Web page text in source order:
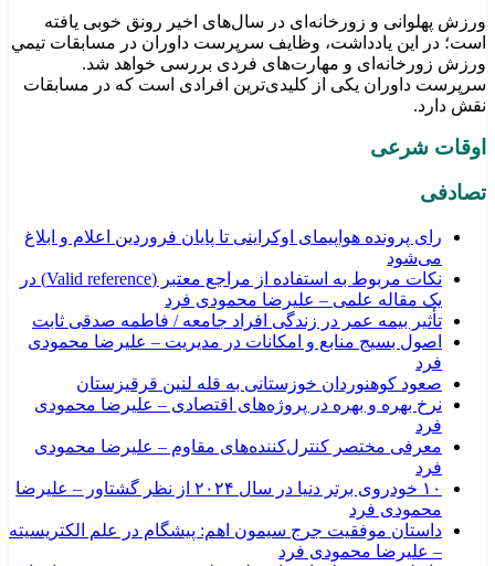
ورزش پهلوانی و زورخانه‌ای در سال‌های اخیر رونق خوبی یافته
است؛ در این یادداشت، وظایف سرپرست داوران در مسابقات تیمي
ورزش زورخانه‌ای و مهارت‌های فردی بررسی خواهد شد.
سرپرست داوران یکی از کلیدی‌ترین افرادی است که در مسابقات
نقش دارد.
اوقات شرعی
تصادفی
رای پرونده هواپیمای اوکراینی تا پایان فروردین اعلام و ابلاغ
می‌شود
نکات مربوط به استفاده از مراجع معتبر (Valid reference) در
یک مقاله علمی – علیرضا محمودی فرد
تأثیر بیمه عمر در زندگی افراد جامعه / فاطمه صدقی ثابت
اصول بسیج منابع و امکانات در مدیریت – علیرضا محمودی
فرد
صعود کوهنوردان خوزستانی به قله لنین قرقیزستان
نرخ بهره و بهره در پروژه‌های اقتصادی – علیرضا محمودی
فرد
معرفی مختصر کنترل‌کننده‌های مقاوم – علیرضا محمودی
فرد
۱۰ خودروی برتر دنیا در سال ۲۰۲۴ از نظر گشتاور – علیرضا
محمودی فرد
داستان موفقیت جرج سیمون اهم: پیشگام در علم الکتریسیته
– علیرضا محمودی فرد